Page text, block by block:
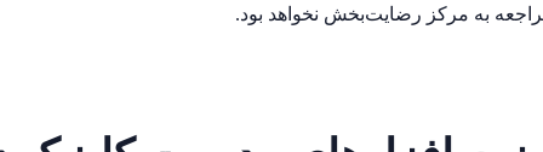
به مرکز رضایت‌بخش نخواهد بود.